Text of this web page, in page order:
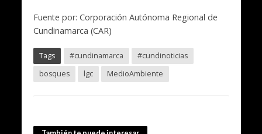
Fuente por: Corporación Autónoma Regional de
Cundinamarca (CAR)
Tags #cundinamarca
#cundinoticias
bosques
lgc MedioAmbiente